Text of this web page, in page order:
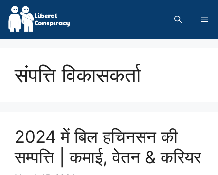
Skip
content
संपत्ति विकासकर्ता
2024 में बिल हचिनसन की
सम्पत्ति | कमाई, वेतन & करियर